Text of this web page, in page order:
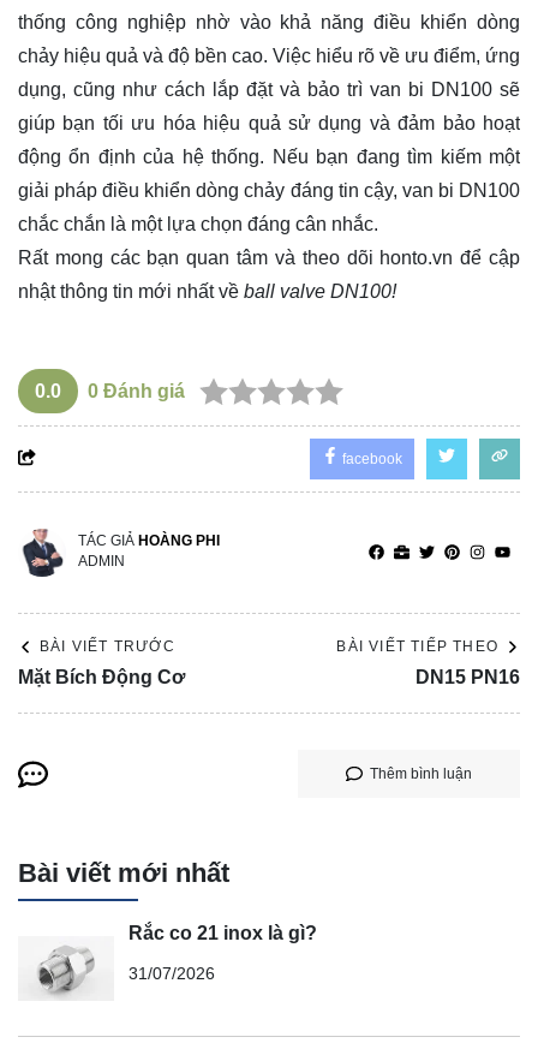
thống công nghiệp nhờ vào khả năng điều khiển dòng
chảy hiệu quả và độ bền cao. Việc hiểu rõ về ưu điểm, ứng
dụng, cũng như cách lắp đặt và bảo trì van bi DN100 sẽ
giúp bạn tối ưu hóa hiệu quả sử dụng và đảm bảo hoạt
động ổn định của hệ thống. Nếu bạn đang tìm kiếm một
giải pháp điều khiển dòng chảy đáng tin cậy, van bi DN100
chắc chắn là một lựa chọn đáng cân nhắc.
Rất mong các bạn quan tâm và theo dõi honto.vn để cập
nhật thông tin mới nhất về ball valve DN100!
0.0 0 Đánh giá
facebook
TÁC GIẢ HOÀNG PHI
ADMIN
BÀI VIẾT TRƯỚC
Mặt Bích Động Cơ
BÀI VIẾT TIẾP THEO
DN15 PN16
Thêm bình luận
Bài viết mới nhất
Rắc co 21 inox là gì?
31/07/2026